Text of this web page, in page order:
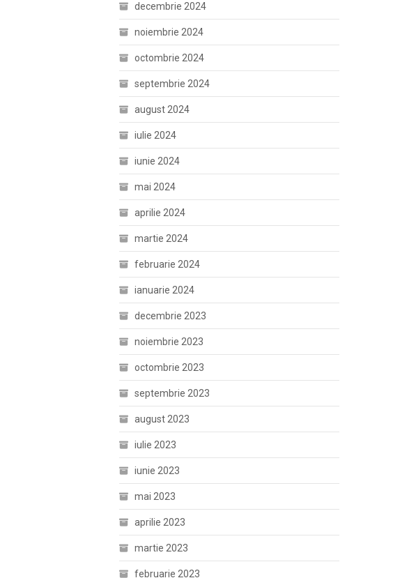
decembrie 2024
noiembrie 2024
octombrie 2024
septembrie 2024
august 2024
iulie 2024
iunie 2024
mai 2024
aprilie 2024
martie 2024
februarie 2024
ianuarie 2024
decembrie 2023
noiembrie 2023
octombrie 2023
septembrie 2023
august 2023
iulie 2023
iunie 2023
mai 2023
aprilie 2023
martie 2023
februarie 2023